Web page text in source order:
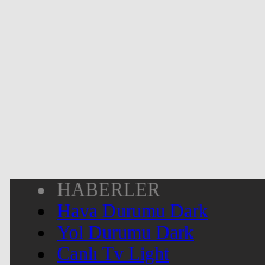
HABERLER
Hava Durumu Dark
Yol Durumu Dark
Canlı Tv Light